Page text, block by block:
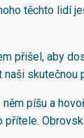
těchto lidí
přišel, aby
naši skutečnou
píšu a
přítele.